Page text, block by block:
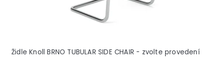
Židle Knoll BRNO TUBULAR SIDE CHAIR - zvolte provedení